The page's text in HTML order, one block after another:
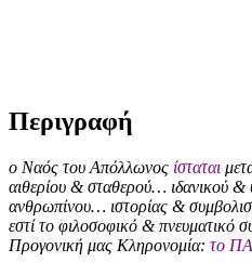
Περιγραφή
ο Ναός του Απόλλωνος ίσταται
αιθερίου & σταθερού… ιδανικού
ανθρωπίνου… ιστορίας &
εστί το φιλοσοφικό &
Προγονική μας Κληρονομία: το